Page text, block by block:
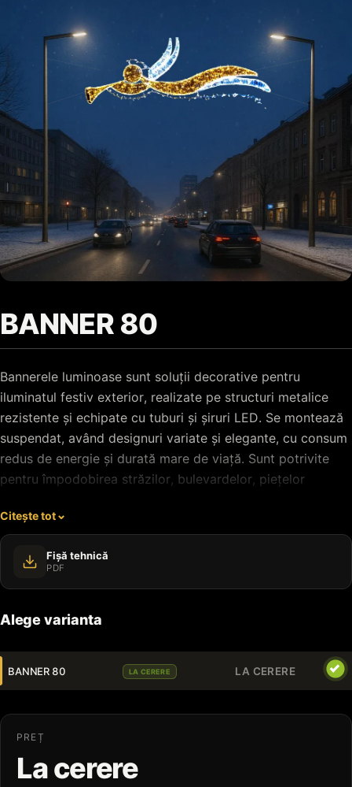
BANNER 80
Bannerele luminoase sunt soluții decorative pentru
iluminatul festiv exterior, realizate pe structuri metalice
rezistente și echipate cu tuburi și șiruri LED. Se montează
suspendat, având designuri variate și elegante, cu consum
redus de energie și durată mare de viață. Sunt potrivite
pentru împodobirea străzilor, bulevardelor, piețelor
sărbătorilor.
Citește tot
Fișă tehnică
PDF
Alege varianta
BANNER 80 LA CERERE LA CERERE
PREȚ
La cerere